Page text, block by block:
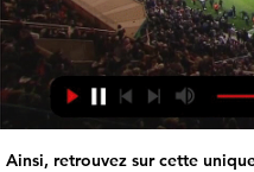
Ainsi, retrouvez sur cette